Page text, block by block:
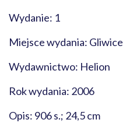
Wydanie: 1
Miejsce wydania: Gliwice
Wydawnictwo: Helion
Rok wydania: 2006
Opis: 906 s.; 24,5 cm